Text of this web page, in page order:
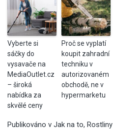
Vyberte si
sáčky do
vysavače na
MediaOutlet.cz
– široká
nabídka za
skvělé ceny
Proč se vyplatí
koupit zahradní
techniku v
autorizovaném
obchodě, ne v
hypermarketu
Publikováno v Jak na to, Rostliny